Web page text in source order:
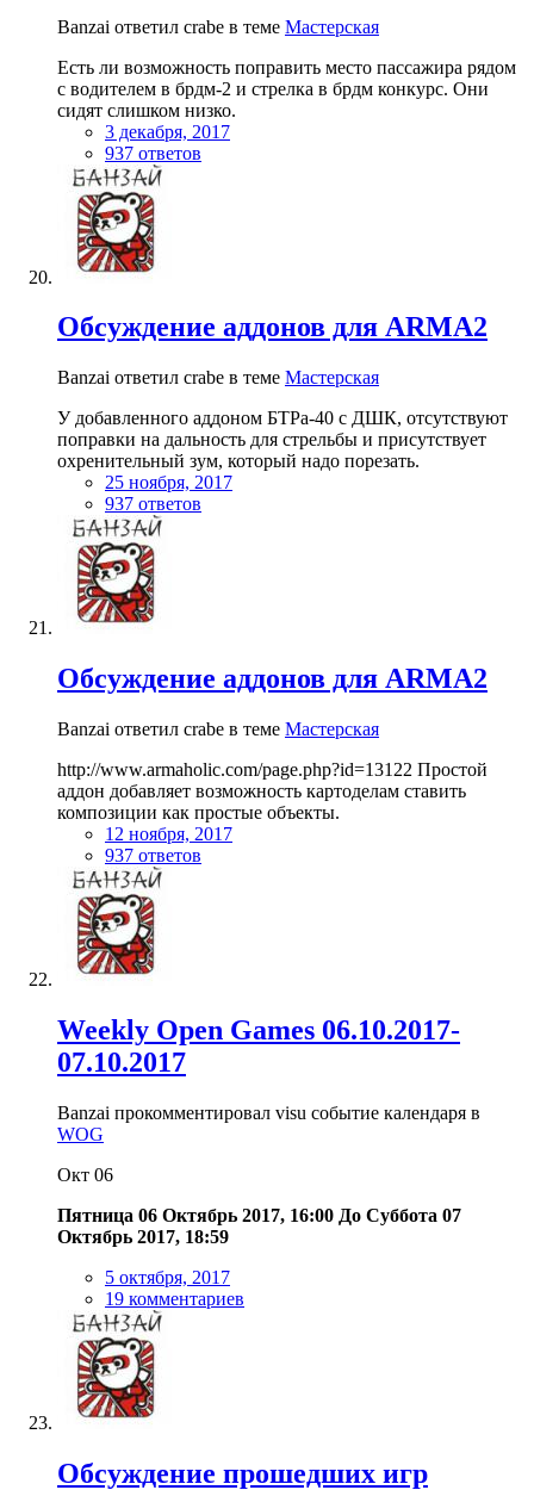
Banzai ответил crabe в теме Мастерская
Есть ли возможность поправить место пассажира рядом
с водителем в брдм-2 и стрелка в брдм конкурс. Они
сидят слишком низко.
3 декабря, 2017
937 ответов
Обсуждение аддонов для ARMA2
Banzai ответил crabe в теме Мастерская
У добавленного аддоном БТРа-40 с ДШК, отсутствуют
поправки на дальность для стрельбы и присутствует
охренительный зум, который надо порезать.
25 ноября, 2017
937 ответов
Обсуждение аддонов для ARMA2
Banzai ответил crabe в теме Мастерская
http://www.armaholic.com/page.php?id=13122 Простой
аддон добавляет возможность картоделам ставить
композиции как простые объекты.
12 ноября, 2017
937 ответов
Weekly Open Games 06.10.2017-
07.10.2017
Banzai прокомментировал visu событие календаря в
WOG
Окт 06
Пятница 06 Октябрь 2017, 16:00 До Суббота 07
Октябрь 2017, 18:59
5 октября, 2017
19 комментариев
Обсуждение прошедших игр